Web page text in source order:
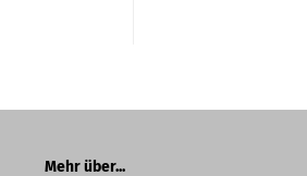
Mehr über...